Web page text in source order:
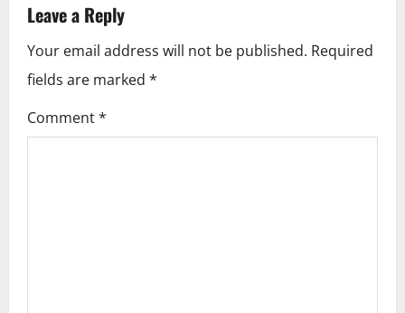
a
v
i
g
Leave a Reply
Your email address will not be published. Required
fields are marked *
Comment*